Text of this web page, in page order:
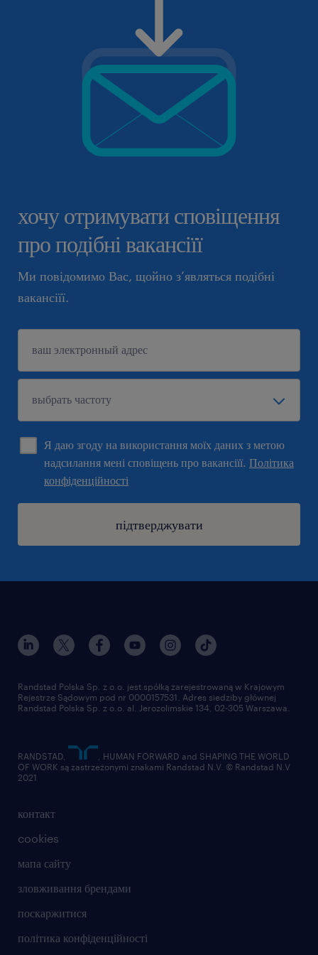
хочу отримувати сповіщення
про подібні вакансіїї
Ми повідомимо Вас, щойно з’являться подібні
вакансіїї.
Я даю згоду на використання моїх даних з метою
надсилання мені сповіщень про вакансіїї. Політика
конфіденційності
підтверджувати
контакт
cookies
мапа сайту
зловживання брендами
поскаржитися
політика конфіденційності
Randstad Polska Sp. z o.o. jest spółką zarejestrowaną w Krajowym
Rejestrze Sądowym pod nr 0000157531. Adres siedziby głównej
Randstad Polska Sp. z o.o. al. Jerozolimskie 134, 02-305 Warszawa.
RANDSTAD,
, HUMAN FORWARD and SHAPING THE WORLD
OF WORK są zastrzeżonymi znakami Randstad N.V. © Randstad N.V
2021